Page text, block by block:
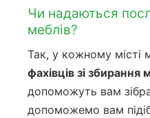
Чи надаються
меблів?
Так, у кожному місті
фахівців зі збирання
допоможуть вам
допоможемо вам